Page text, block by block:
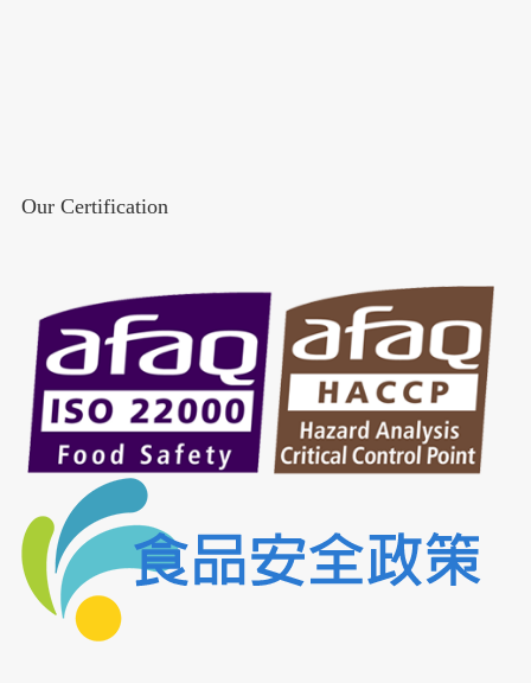
Our Certification